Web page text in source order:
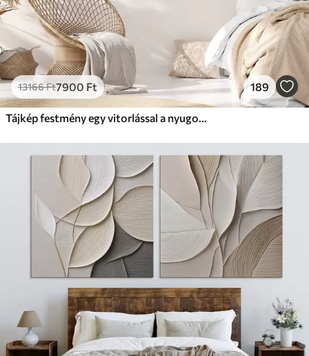
13166Ft7900 Ft 189
Tájkép festmény egy vitorlással a nyugodt tengeren, narancssárga és sárga égbolt, távoli hegyek